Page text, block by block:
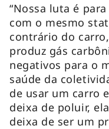
“Nossa luta é
com o mesmo
contrário do
produz gás
negativos para o
saúde da
de usar um carro
deixa de poluir,
deixa de ser um